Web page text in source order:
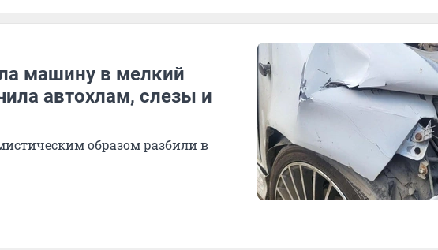
машину в мелкий
автохлам, слезы и
образом разбили в